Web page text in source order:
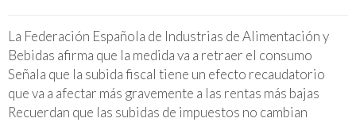
La Federación Española de Industrias de Alimentación y
Bebidas afirma que la medida va a retraer el consumo
Señala que la subida fiscal tiene un efecto recaudatorio
que va a afectar más gravemente a las rentas más bajas
Recuerdan que las subidas de impuestos no cambian